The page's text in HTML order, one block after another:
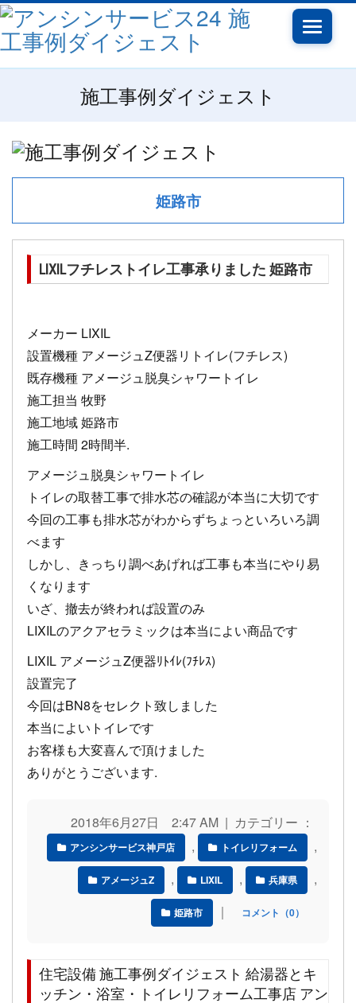
Toggle
navigation
施工事例ダイジェスト
姫路市
LIXILフチレストイレ工事承りました 姫路市
メーカー LIXIL
設置機種 アメージュZ便器リトイレ(フチレス)
既存機種 アメージュ脱臭シャワートイレ
施工担当 牧野
施工地域 姫路市
施工時間 2時間半.
アメージュ脱臭シャワートイレ
トイレの取替工事で排水芯の確認が本当に大切です
今回の工事も排水芯がわからずちょっといろいろ調
べます
しかし、きっちり調べあげれば工事も本当にやり易
くなります
いざ、撤去が終われば設置のみ
LIXILのアクアセラミックは本当によい商品です
LIXIL アメージュZ便器ﾘﾄｲﾚ(ﾌﾁﾚｽ)
設置完了
今回はBN8をセレクト致しました
本当によいトイレです
お客様も大変喜んで頂けました
ありがとうございます.
2018年6月27日 2:47 AM | カテゴリー ：
アンシンサービス神戸店 , トイレリフォーム ,
アメージュZ , LIXIL , 兵庫県 ,
姫路市 ｜ コメント（0）
住宅設備 施工事例ダイジェスト 給湯器とキ
ッチン・浴室・トイレリフォーム工事店 アン